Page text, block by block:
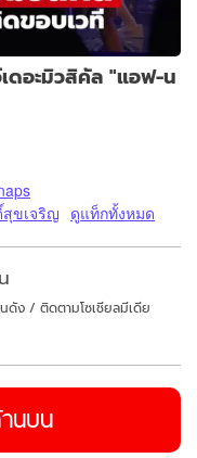
ดอะมิวสิคัล "แอฟ-น
ขเจริญ ดูแท็กทั้งหมด
ง / ติดตามโซเชียลมีเดีย
นบน